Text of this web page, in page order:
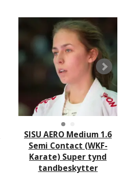
SISU AERO Medium 1.6
Semi Contact (WKF-
Karate) Super tynd
tandbeskytter